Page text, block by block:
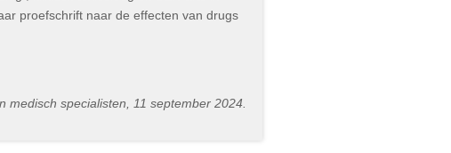
proefschrift naar de effecten van drugs
specialisten, 11 september 2024.